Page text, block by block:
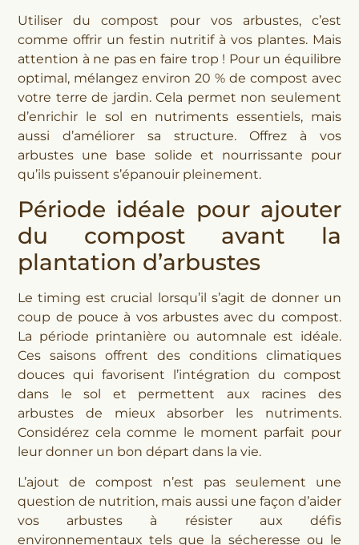
Utiliser du compost pour vos arbustes, c’est
comme offrir un festin nutritif à vos plantes. Mais
attention à ne pas en faire trop ! Pour un équilibre
optimal, mélangez environ 20 % de compost avec
votre terre de jardin. Cela permet non seulement
d’enrichir le sol en nutriments essentiels, mais
aussi d’améliorer sa structure. Offrez à vos
arbustes une base solide et nourrissante pour
qu’ils puissent s’épanouir pleinement.
Période idéale pour ajouter
du compost avant la
plantation d’arbustes
Le timing est crucial lorsqu’il s’agit de donner un
coup de pouce à vos arbustes avec du compost.
La période printanière ou automnale est idéale.
Ces saisons offrent des conditions climatiques
douces qui favorisent l’intégration du compost
dans le sol et permettent aux racines des
arbustes de mieux absorber les nutriments.
Considérez cela comme le moment parfait pour
leur donner un bon départ dans la vie.
L’ajout de compost n’est pas seulement une
question de nutrition, mais aussi une façon d’aider
vos arbustes à résister aux défis
environnementaux tels que la sécheresse ou le